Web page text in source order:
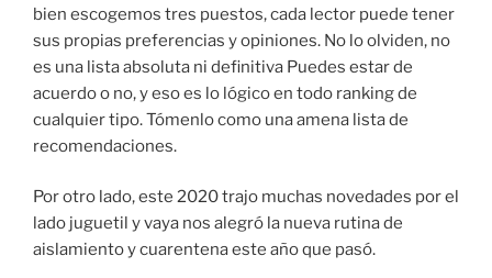
bien escogemos tres puestos, cada lector puede tener
sus propias preferencias y opiniones. No lo olviden, no
es una lista absoluta ni definitiva Puedes estar de
acuerdo o no, y eso es lo lógico en todo ranking de
cualquier tipo. Tómenlo como una amena lista de
recomendaciones.
Por otro lado, este 2020 trajo muchas novedades por el
lado juguetil y vaya nos alegró la nueva rutina de
aislamiento y cuarentena este año que pasó.